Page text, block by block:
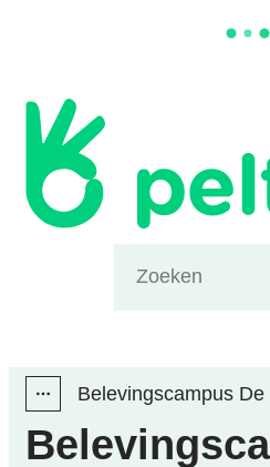
Gemeente Pelt
Toon alle broodkruimel items
Belevingscampus De